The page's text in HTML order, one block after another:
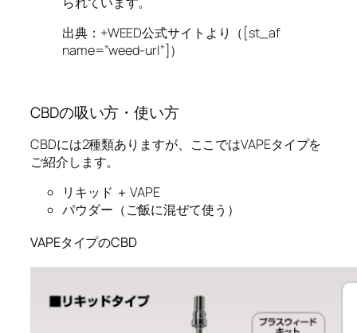
出典：+WEED公式サイトより（[st_af
name=”weed-url”]）
CBDの吸い方・使い方
CBDには2種類ありますが、ここではVAPEタイプを
ご紹介します。
リキッド ＋ VAPE
パウダー（ご飯に混ぜて使う）
VAPEタイプのCBD